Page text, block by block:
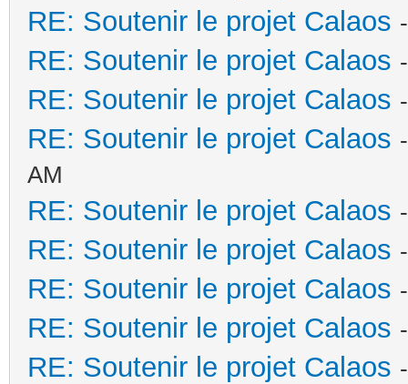
RE: Soutenir le projet Calaos
RE: Soutenir le projet Calaos
RE: Soutenir le projet Calaos
RE: Soutenir le projet Calaos
AM
RE: Soutenir le projet Calaos
RE: Soutenir le projet Calaos
RE: Soutenir le projet Calaos
RE: Soutenir le projet Calaos
RE: Soutenir le projet Calaos